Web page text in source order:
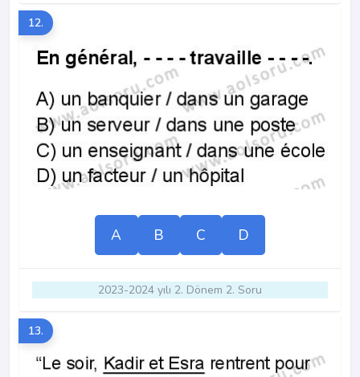
12.
A B C D
2023-2024 yılı 2. Dönem 2. Soru
13.